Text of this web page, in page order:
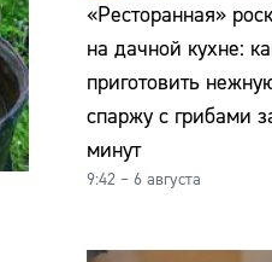
«Ресторанная»
на дачной кухне:
приготовить
спаржу с грибами
минут
9:42 – 6 августа